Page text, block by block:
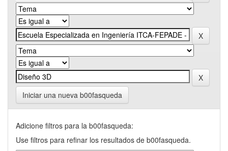
Iniciar una nueva b00fasqueda
Adicione filtros para la b00fasqueda:
Use filtros para refinar los resultados de b00fasqueda.